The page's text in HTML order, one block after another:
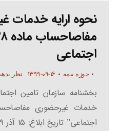
نحوه ارایه خدمات
اجتماعی
حوزه بیمه ۱۳۹۹-۰۹-۱۶ نظر
بخشنامه سازمان تامین